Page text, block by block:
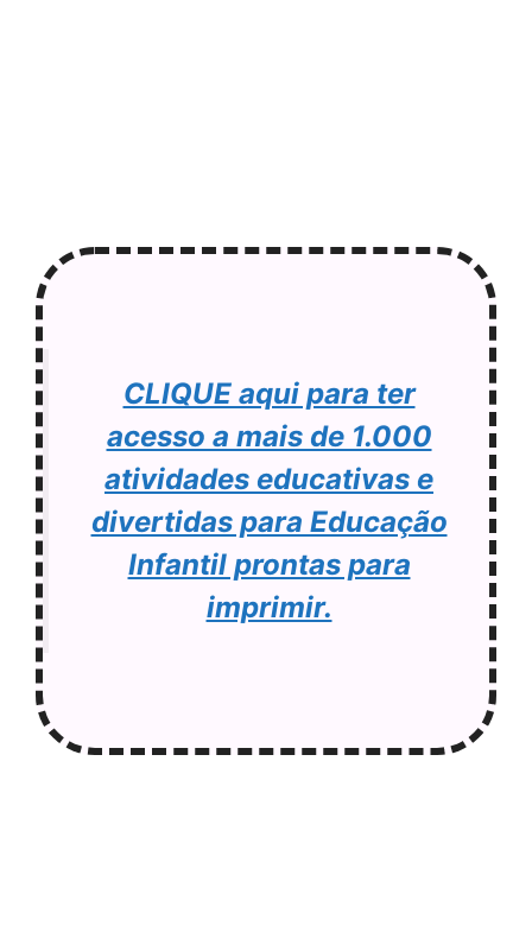
CLIQUE aqui para ter
acesso a mais de 1.000
atividades educativas e
divertidas para Educação
Infantil prontas para
imprimir.